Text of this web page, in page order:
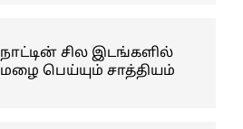
நாட்டின் சில இடங்களில்
மழை பெய்யும் சாத்தியம்